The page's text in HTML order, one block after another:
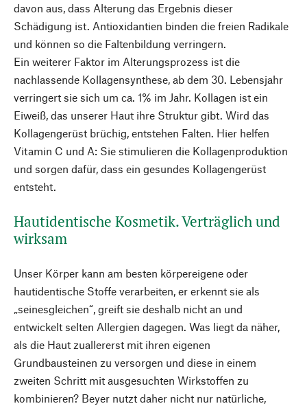
davon aus, dass Alterung das Ergebnis dieser
Schädigung ist. Antioxidantien binden die freien Radikale
und können so die Faltenbildung verringern.
Ein weiterer Faktor im Alterungsprozess ist die
nachlassende Kollagensynthese, ab dem 30. Lebensjahr
verringert sie sich um ca. 1% im Jahr. Kollagen ist ein
Eiweiß, das unserer Haut ihre Struktur gibt. Wird das
Kollagengerüst brüchig, entstehen Falten. Hier helfen
Vitamin C und A: Sie stimulieren die Kollagenproduktion
und sorgen dafür, dass ein gesundes Kollagengerüst
entsteht.
Hautidentische Kosmetik. Verträglich und
wirksam
Unser Körper kann am besten körpereigene oder
hautidentische Stoffe verarbeiten, er erkennt sie als
„seinesgleichen“, greift sie deshalb nicht an und
entwickelt selten Allergien dagegen. Was liegt da näher,
als die Haut zuallererst mit ihren eigenen
Grundbausteinen zu versorgen und diese in einem
zweiten Schritt mit ausgesuchten Wirkstoffen zu
kombinieren? Beyer nutzt daher nicht nur natürliche,